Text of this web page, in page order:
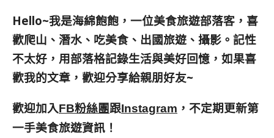
Hello~我是海綿飽飽，一位美食旅遊部落客， 喜
歡爬山、潛水、吃美食、出國旅遊、攝影。 記性
不太好，用部落格記錄生活與美好回憶， 如果喜
歡我的文章，歡迎分享給親朋好友~
歡迎加入FB粉絲團跟Instagram ，不定期更新第
一手美食旅遊資訊！